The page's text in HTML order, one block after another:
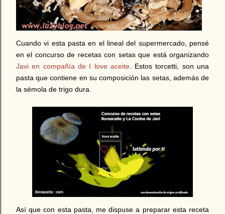
Cuando vi esta pasta en el lineal del supermercado, pensé
en el concurso de recetas con setas que está organizando
Javi en compañía de I love aceite. Estos torcetti, son una
pasta que contiene en su composición las setas, además de
la sémola de trigo dura.
Así que con esta pasta, me dispuse a preparar esta receta